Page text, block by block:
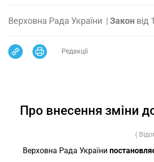
Верховна Рада України | Закон від
Редакції
Про внесення зміни
(
Верховна Рада України